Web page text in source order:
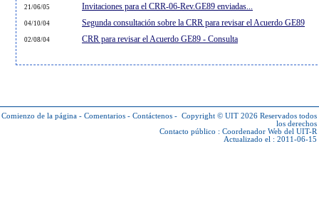
21/06/05 Invitaciones para el CRR-06-Rev.GE89 enviadas...
04/10/04 Segunda consultación sobre la CRR para revisar el Acuerdo GE89
02/08/04 CRR para revisar el Acuerdo GE89 - Consulta
Comienzo de la página - Comentarios - Contáctenos - Copyright © UIT 2026 Reservados todos
los derechos
Contacto público : Coordenador Web del UIT-R
Actualizado el : 2011-06-15